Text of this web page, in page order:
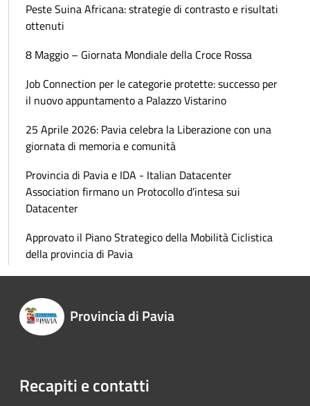
Peste Suina Africana: strategie di contrasto e risultati
ottenuti
8 Maggio – Giornata Mondiale della Croce Rossa
Job Connection per le categorie protette: successo per
il nuovo appuntamento a Palazzo Vistarino
25 Aprile 2026: Pavia celebra la Liberazione con una
giornata di memoria e comunità
Provincia di Pavia e IDA - Italian Datacenter
Association firmano un Protocollo d’intesa sui
Datacenter
Approvato il Piano Strategico della Mobilità Ciclistica
della provincia di Pavia
Provincia di Pavia
Recapiti e contatti